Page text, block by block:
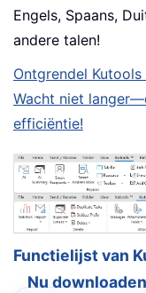
Engels, Spaans,
andere talen!
Ontgrendel
Wacht niet
efficiëntie!
Functielijst van
Nu downloaden